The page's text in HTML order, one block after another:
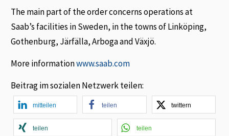
The main part of the order concerns operations at
Saab’s facilities in Sweden, in the towns of Linköping,
Gothenburg, Järfälla, Arboga and Växjö.
More informationwww.saab.com
Beitrag im sozialen Netzwerk teilen:
mitteilen teilen twittern
teilen teilen